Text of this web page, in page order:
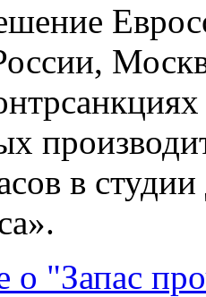
в
о "Запас